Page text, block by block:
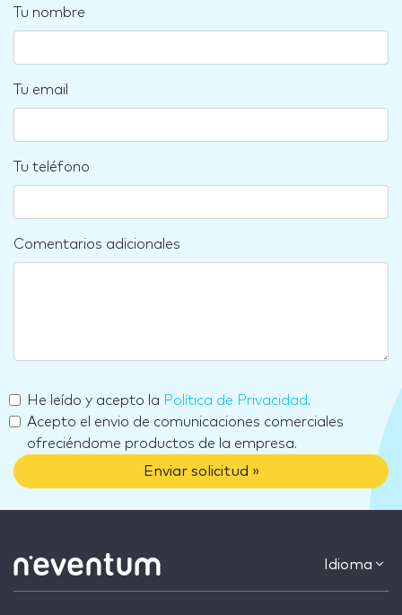
Tu nombre
Tu email
Tu teléfono
Comentarios adicionales
He leído y acepto la Política de Privacidad.
Acepto el envio de comunicaciones comerciales
ofreciéndome productos de la empresa.
Enviar solicitud »
Idioma